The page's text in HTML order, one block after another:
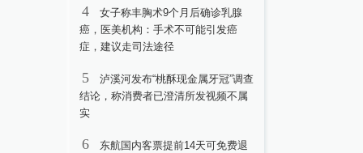
4
女子称丰胸术9个月后确诊乳腺
癌，医美机构：手术不可能引发癌
症，建议走司法途径
5
泸溪河发布“桃酥现金属牙冠”调查
结论，称消费者已澄清所发视频不属
实
6
东航国内客票提前14天可免费退